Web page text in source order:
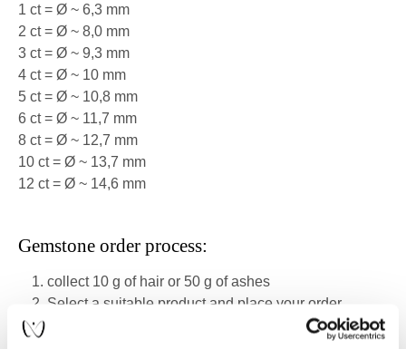
1 ct = Ø ~ 6,3 mm
2 ct = Ø ~ 8,0 mm
3 ct = Ø ~ 9,3 mm
4 ct = Ø ~ 10 mm
5 ct = Ø ~ 10,8 mm
6 ct = Ø ~ 11,7 mm
8 ct = Ø ~ 12,7 mm
10 ct = Ø ~ 13,7 mm
12 ct = Ø ~ 14,6 mm
Gemstone order process:
collect 10 g of hair or 50 g of ashes
Select a suitable product and place your order
Within 24 hours of placing your order, our customer